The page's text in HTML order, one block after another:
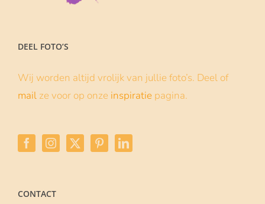
DEEL FOTO’S
Wij worden altijd vrolijk van jullie foto’s. Deel of
mail ze voor op onze inspiratie pagina.
CONTACT